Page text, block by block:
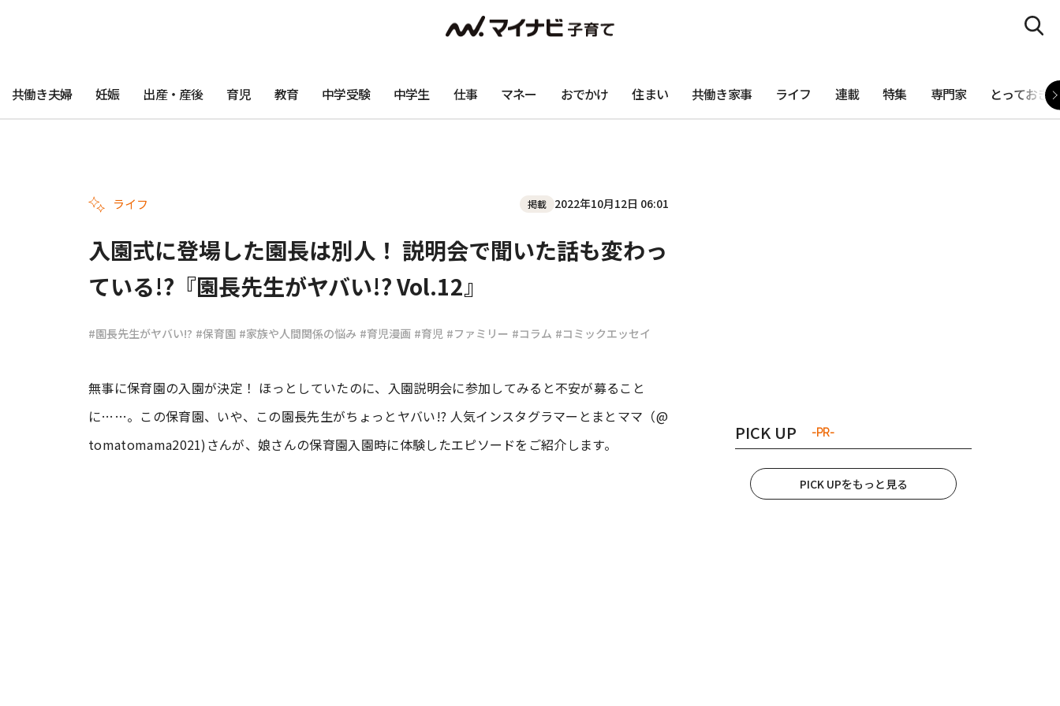
共働き夫婦 妊娠 出産・産後 育児 教育 中学受験 中学生 仕事 マネー おでかけ 住まい 共働き家事 ライフ 連載 特集 専門家 とっておき
ライフ 掲載 2022年10月12日 06:01
入園式に登場した園長は別人！ 説明会で聞いた話も変わっ
ている!?『園長先生がヤバい!? Vol.12』
#園長先生がヤバい!? #保育園 #家族や人間関係の悩み #育児漫画 #育児 #ファミリー #コラム #コミックエッセイ
無事に保育園の入園が決定！ ほっとしていたのに、入園説明会に参加してみると不安が募ること
に……。この保育園、いや、この園長先生がちょっとヤバい!? 人気インスタグラマーとまとママ（@
tomatomama2021)さんが、娘さんの保育園入園時に体験したエピソードをご紹介します。
PICK UP -PR-
PICK UPをもっと見る